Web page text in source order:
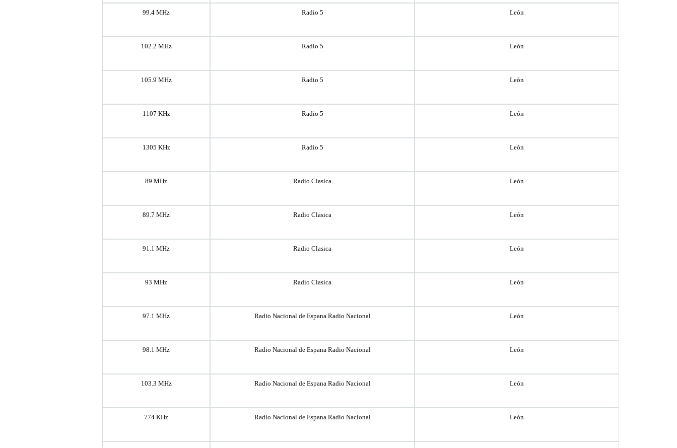
99.4 MHz Radio 5 León
102.2 MHz Radio 5 León
105.9 MHz Radio 5 León
1107 KHz Radio 5 León
1305 KHz Radio 5 León
89 MHz Radio Clasica León
89.7 MHz Radio Clasica León
91.1 MHz Radio Clasica León
93 MHz Radio Clasica León
97.1 MHz Radio Nacional de Espana Radio Nacional León
98.1 MHz Radio Nacional de Espana Radio Nacional León
103.3 MHz Radio Nacional de Espana Radio Nacional León
774 KHz Radio Nacional de Espana Radio Nacional León